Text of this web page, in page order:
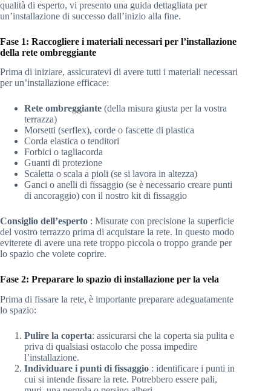
qualità di esperto, vi presento una guida dettagliata per
un’installazione di successo dall’inizio alla fine.
Fase 1: Raccogliere i materiali necessari per l’installazione
della rete ombreggiante
Prima di iniziare, assicuratevi di avere tutti i materiali necessari
per un’installazione efficace:
Rete ombreggiante (della misura giusta per la vostra
terrazza)
Morsetti (serflex), corde o fascette di plastica
Corda elastica o tenditori
Forbici o tagliacorda
Guanti di protezione
Scaletta o scala a pioli (se si lavora in altezza)
Ganci o anelli di fissaggio (se è necessario creare punti
di ancoraggio) con il nostro kit di fissaggio
Consiglio dell’esperto : Misurate con precisione la superficie
del vostro terrazzo prima di acquistare la rete. In questo modo
eviterete di avere una rete troppo piccola o troppo grande per
lo spazio che volete coprire.
Fase 2: Preparare lo spazio di installazione per la vela
Prima di fissare la rete, è importante preparare adeguatamente
lo spazio:
Pulire la coperta: assicurarsi che la coperta sia pulita e
priva di qualsiasi ostacolo che possa impedire
l’installazione.
Individuare i punti di fissaggio : identificare i punti in
cui si intende fissare la rete. Potrebbero essere pali,